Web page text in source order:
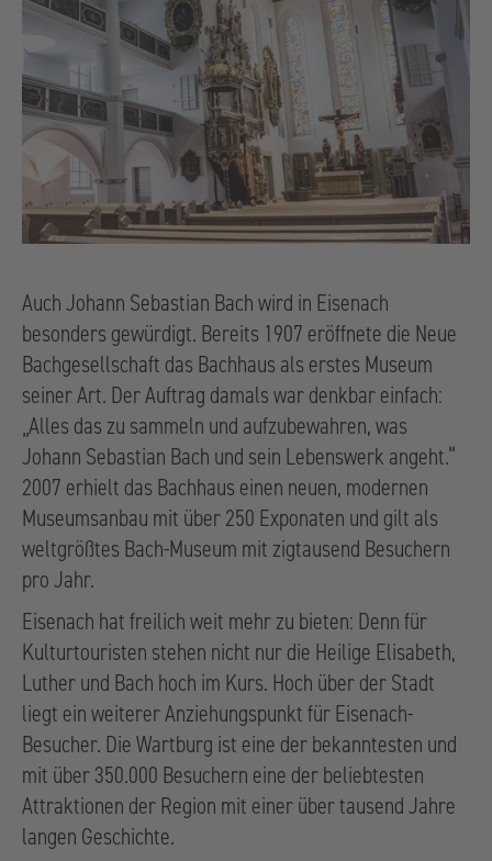
Auch Johann Sebastian Bach wird in Eisenach
besonders gewürdigt. Bereits 1907 eröffnete die Neue
Bachgesellschaft das Bachhaus als erstes Museum
seiner Art. Der Auftrag damals war denkbar einfach:
„Alles das zu sammeln und aufzubewahren, was
Johann Sebastian Bach und sein Lebenswerk angeht.“
2007 erhielt das Bachhaus einen neuen, modernen
Museumsanbau mit über 250 Exponaten und gilt als
weltgrößtes Bach-Museum mit zigtausend Besuchern
pro Jahr.
Eisenach hat freilich weit mehr zu bieten: Denn für
Kulturtouristen stehen nicht nur die Heilige Elisabeth,
Luther und Bach hoch im Kurs. Hoch über der Stadt
liegt ein weiterer Anziehungspunkt für Eisenach-
Besucher. Die Wartburg ist eine der bekanntesten und
mit über 350.000 Besuchern eine der beliebtesten
Attraktionen der Region mit einer über tausend Jahre
langen Geschichte.